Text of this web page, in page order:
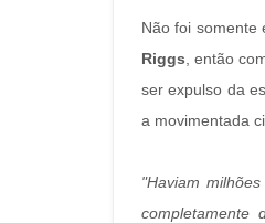
Não foi somente
Riggs , então
ser expulso da
a movimentada
"Haviam